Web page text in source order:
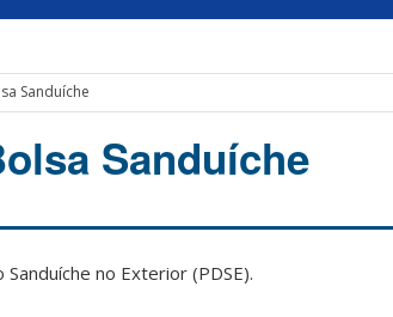
Sanduíche
Sanduíche
no Exterior (PDSE).